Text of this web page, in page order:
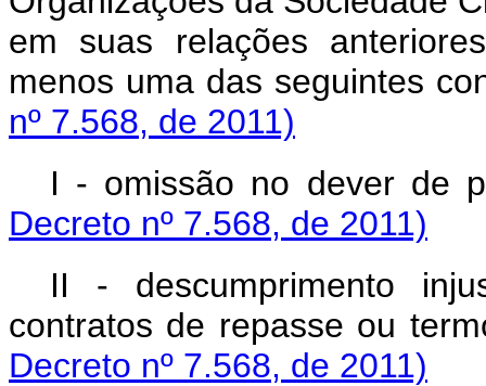
em suas relações
menos uma das
nº 7.568, de 2011)
I - omissão no dever
Decreto nº 7.568, de 2011)
II - descumprimento
contratos de repasse ou
Decreto nº 7.568, de 2011)